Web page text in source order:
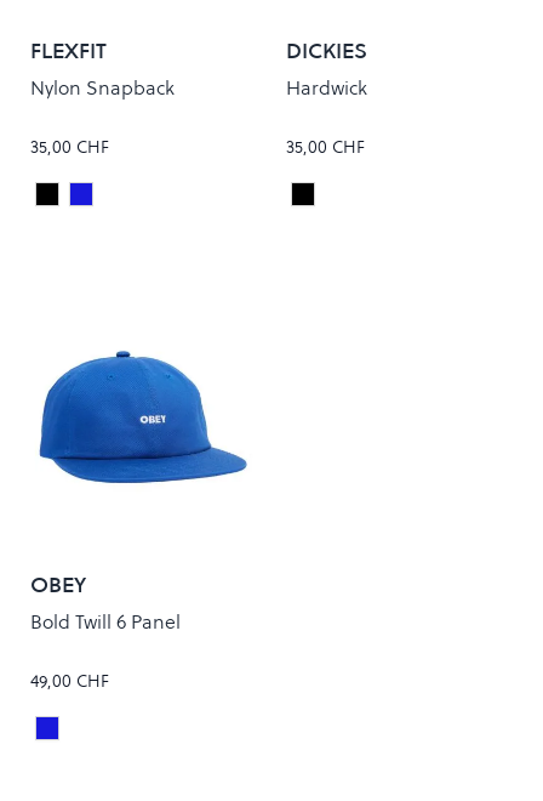
FLEXFIT
Nylon Snapback
35,00 CHF
Colour
BlackNavy
DICKIES
Hardwick
35,00 CHF
Colour
Black
OBEY
Bold Twill 6 Panel
49,00 CHF
Colour
SURF BLUE